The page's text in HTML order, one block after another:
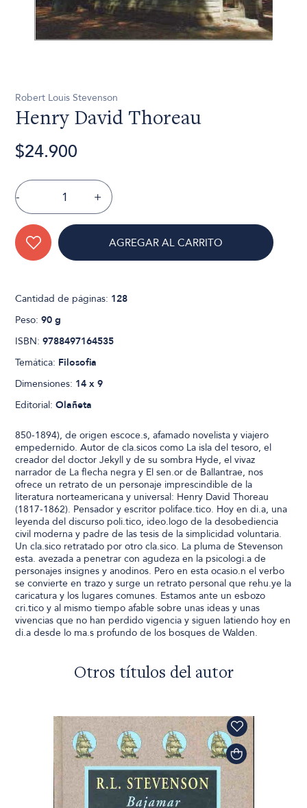
Robert Louis Stevenson
Henry David Thoreau
$24.900
- +
AGREGAR AL CARRITO
Cantidad de páginas: 128
Peso:90 g
ISBN:9788497164535
Temática: Filosofia
Dimensiones: 14 x 9
Editorial:Olañeta
850-1894), de origen escoce.s, afamado novelista y viajero
empedernido. Autor de cla.sicos como La isla del tesoro, el
creador del doctor Jekyll y de su sombra Hyde, el vivaz
narrador de La flecha negra y El sen.or de Ballantrae, nos
ofrece un retrato de un personaje imprescindible de la
literatura norteamericana y universal: Henry David Thoreau
(1817-1862). Pensador y escritor poliface.tico. Hoy en di.a, una
leyenda del discurso poli.tico, ideo.logo de la desobediencia
civil moderna y padre de las tesis de la simplicidad voluntaria.
Un cla.sico retratado por otro cla.sico. La pluma de Stevenson
esta. avezada a penetrar con agudeza en la psicologi.a de
personajes insignes y anodinos. Pero en esta ocasio.n el verbo
se convierte en trazo y surge un retrato personal que rehu.ye la
caricatura y los lugares comunes. Estamos ante un esbozo
cri.tico y al mismo tiempo afable sobre unas ideas y unas
vivencias que no han perdido vigencia y siguen latiendo hoy en
di.a desde lo ma.s profundo de los bosques de Walden.
Otros títulos del autor